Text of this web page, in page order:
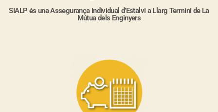
SIALP és una Assegurança Individual d’Estalvi a Llarg Termini de La
Mútua dels Enginyers